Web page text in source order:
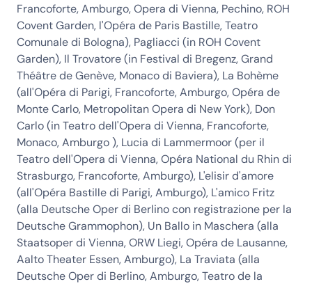
Francoforte, Amburgo, Opera di Vienna, Pechino, ROH
Covent Garden, l'Opéra de Paris Bastille, Teatro
Comunale di Bologna), Pagliacci (in ROH Covent
Garden), Il Trovatore (in Festival di Bregenz, Grand
Théâtre de Genève, Monaco di Baviera), La Bohème
(all'Opéra di Parigi, Francoforte, Amburgo, Opéra de
Monte Carlo, Metropolitan Opera di New York), Don
Carlo (in Teatro dell'Opera di Vienna, Francoforte,
Monaco, Amburgo ), Lucia di Lammermoor (per il
Teatro dell'Opera di Vienna, Opéra National du Rhin di
Strasburgo, Francoforte, Amburgo), L'elisir d'amore
(all'Opéra Bastille di Parigi, Amburgo), L'amico Fritz
(alla Deutsche Oper di Berlino con registrazione per la
Deutsche Grammophon), Un Ballo in Maschera (alla
Staatsoper di Vienna, ORW Liegi, Opéra de Lausanne,
Aalto Theater Essen, Amburgo), La Traviata (alla
Deutsche Oper di Berlino, Amburgo, Teatro de la